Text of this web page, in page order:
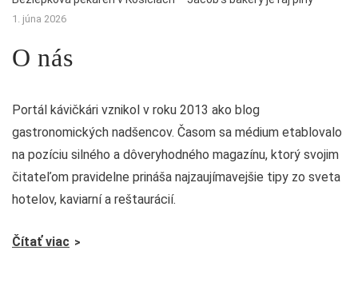
1. júna 2026
O nás
Portál kávičkári vznikol v roku 2013 ako blog
gastronomických nadšencov. Časom sa médium etablovalo
na pozíciu silného a dôveryhodného magazínu, ktorý svojim
čitateľom pravidelne prináša najzaujímavejšie tipy zo sveta
hotelov, kaviarní a reštaurácií.
Čítať viac